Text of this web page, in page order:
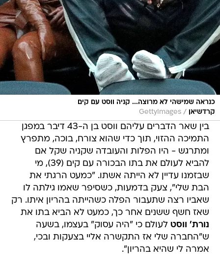
כנראה שמישהי לא מרוצה... קניה ווסט עם קים
קרדשיאן
/
GettyImages
בין שאר הדברים עליהם ווסט בן ה-43 דיבר במפגן
התמיכה ההזוי, תוך כדי שהוא צורח, בוכה, מתפרץ
ומתרגש - היו הפלות והעובדה שקניה שקל אם
להביא לעולם את בתו הבכורה עם קים (39), מי
שבזמנו עדיין לא הייתה אשתו. "כמעט הרגתי את
הבת שלי", צעק בדמעות, כשסיפר שאמו גילתה לו
שאביו רצה שתעבור הפלה כשהייתה בהריון איתו. רק
שאז חשף ששנים אחר כך, כמעט לא הביא בתו את
נורת' ווסט לעולם כי "היה עסוק" בעצמו, בשעה
ש"החברה שלי אז התקשרה אליי בצעקות ובכי,
אמרה לי שהיא בהריון".